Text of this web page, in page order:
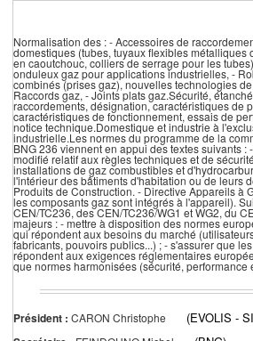
Normalisation des : - Accessoires de
domestiques (tubes, tuyaux flexibles métalliques
en caoutchouc, colliers de serrage pour les
onduleux gaz pour applications industrielles, -
combinés (prises gaz), nouvelles technologies
Raccords gaz, - Joints plats gaz.Sécurité,
raccordements, désignation, caractéristiques de
caractéristiques de fonctionnement, essais de
notice technique.Domestique et industrie à
industrielle.Les normes du programme de la
BNG 236 viennent en appui des textes suivants :
modifié relatif aux règles techniques et de
installations de gaz combustibles et
l'intérieur des bâtiments d'habitation ou de leurs
Produits de Construction. - Directive Appareils à
les composants gaz sont intégrés à l'appareil).
CEN/TC236, des CEN/TC236/WG1 et WG2, du
majeurs : - mettre à disposition des normes
qui répondent aux besoins du marché
fabricants, pouvoirs publics...) ; - s'assurer que
répondent aux exigences réglementaires
que normes harmonisées (sécurité, performance
Président : CARON Christophe (EVOLIS -